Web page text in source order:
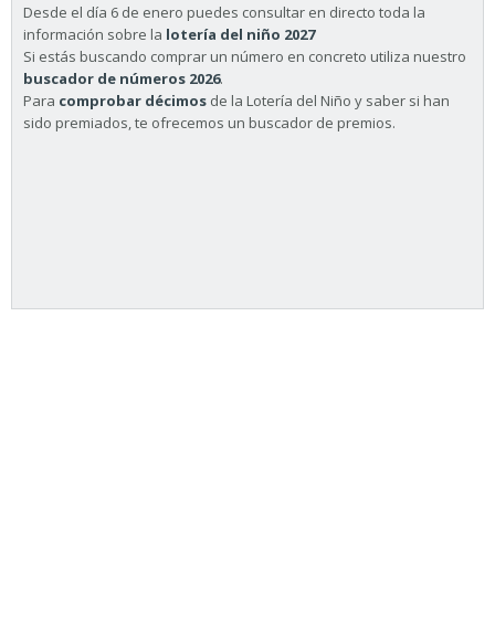
Desde el día 6 de enero puedes consultar en directo toda la
información sobre la lotería del niño 2027
Si estás buscando comprar un número en concreto utiliza nuestro
buscador de números 2026.
Para comprobar décimos de la Lotería del Niño y saber si han
sido premiados, te ofrecemos un buscador de premios.